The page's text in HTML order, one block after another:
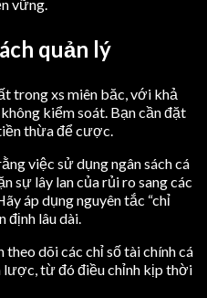
vững.
quản lý
trong xs miên băc, với khả
kiểm soát. Bạn cần đặt
thừa để cược.
việc sử dụng ngân sách cá
sự lây lan của rủi ro sang các
áp dụng nguyên tắc “chỉ
định lâu dài.
theo dõi các chỉ số tài chính cá
lược, từ đó điều chỉnh kịp thời